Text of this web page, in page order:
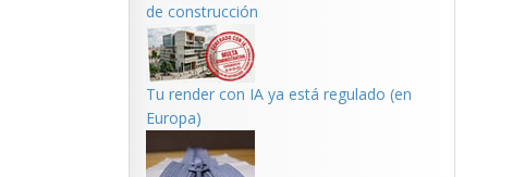
de construcción
Tu render con IA ya está regulado (en
Europa)